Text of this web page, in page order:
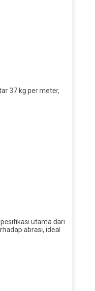
37 kg per meter,
utama dari
abrasi, ideal